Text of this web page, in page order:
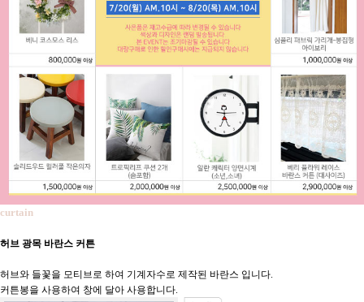
curtain
허브 광목 바란스 커튼
허브와 들꽃을 모티브로 하여 기계자수로 제작된 바란스 입니다.
커튼봉을 사용하여 창에 달아 사용합니다.